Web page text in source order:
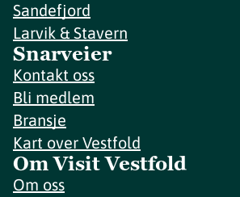
Sandefjord
Larvik & Stavern
Snarveier
Kontakt oss
Bli medlem
Bransje
Kart over Vestfold
Om Visit Vestfold
Om oss